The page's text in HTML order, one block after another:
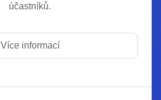
účastníků.
Více informací